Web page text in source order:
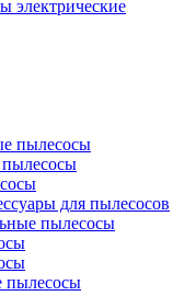
электрические
пылесосы
для пылесосов
пылесосы
пылесосы